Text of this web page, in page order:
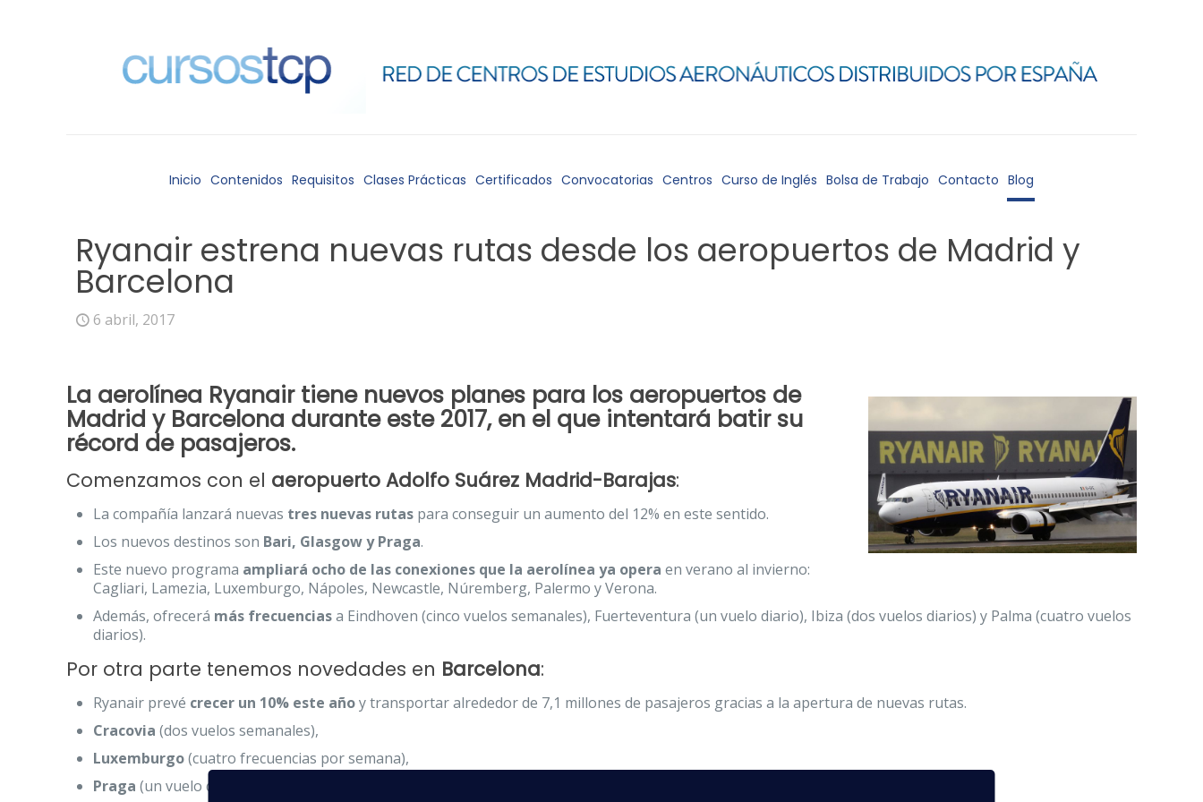
Inicio Contenidos Requisitos Clases Prácticas Certificados Convocatorias Centros Curso de Inglés Bolsa de Trabajo Contacto Blog
Ryanair estrena nuevas rutas desde los aeropuertos de Madrid y
Barcelona
6 abril, 2017
La aerolínea Ryanairtiene nuevos planes para los aeropuertos de
Madrid y Barcelona durante este 2017, en el que intentará batir su
récord de pasajeros.
Comenzamos con el aeropuerto Adolfo Suárez Madrid-Barajas:
La compañía lanzará nuevas tres nuevas rutas para conseguir un aumento del 12% en este sentido.
Los nuevos destinos son Bari, Glasgow y Praga.
Este nuevo programa ampliará ocho de las conexiones que la aerolínea ya opera en verano al invierno:
Cagliari, Lamezia, Luxemburgo, Nápoles, Newcastle, Núremberg, Palermo y Verona.
Además, ofrecerá más frecuenciasa Eindhoven (cinco vuelos semanales), Fuerteventura (un vuelo diario), Ibiza (dos vuelos diarios) y Palma (cuatro vuelos
diarios).
Por otra parte tenemos novedades en Barcelona:
Ryanair prevé crecer un 10% este añoy transportar alrededor de 7,1 millones de pasajeros gracias a la apertura de nuevas rutas.
Cracovia (dos vuelos semanales),
Luxemburgo(cuatro frecuencias por semana),
Praga (un vuelo diario) y Venecia (nueve conexiones a la semana).